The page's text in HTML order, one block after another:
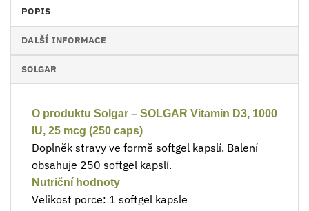
POPIS
DALŠÍ INFORMACE
SOLGAR
O produktu Solgar – SOLGAR Vitamin D3, 1000
IU, 25 mcg (250 caps)
Doplněk stravy ve formě softgel kapslí. Balení
obsahuje 250 softgel kapslí.
Nutriční hodnoty
Velikost porce: 1 softgel kapsle